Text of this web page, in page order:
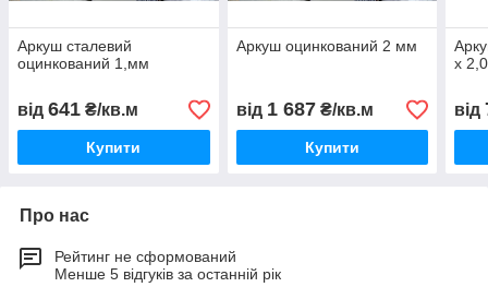
Аркуш сталевий
оцинкований 1,мм
від 641 ₴/кв.м
Купити
Аркуш оцинкований 2 мм
від 1 687₴/кв.м
Купити
х
від
Про нас
Рейтинг не сформований
Менше 5 відгуків за останній рік